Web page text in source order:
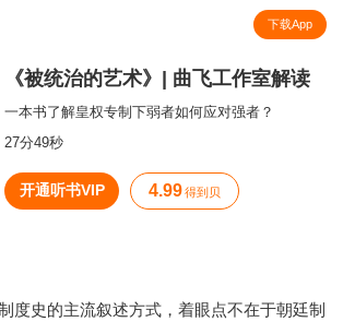
下载App
《被统治的艺术》| 曲飞工作室解读
一本书了解皇权专制下弱者如何应对强者？
27分49秒
开通听书VIP 4.99 得到贝
度史的主流叙述方式，着眼点不在于朝廷制